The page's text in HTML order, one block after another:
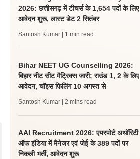
2026: छत्तीसगढ़ में टीचर्स के 1,654 पदों के लिए
आवेदन शुरू, लास्ट डेट 2 सितंबर
Santosh Kumar | 1 min read
Bihar NEET UG Counselling 2026:
बिहार नीट सीट मैट्रिक्स जारी; राउंड 1, 2 के लिए
आवेदन, चॉइस फिलिंग 10 अगस्त से
Santosh Kumar | 2 mins read
AAI Recruitment 2026: एयरपोर्ट अथॉरिटी
ऑफ इंडिया में मैनेजर एवं जेई के 389 पदों पर
निकली भर्ती, आवेदन शुरू